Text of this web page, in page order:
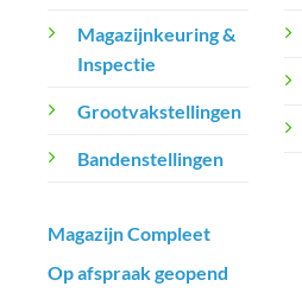
Magazijnkeuring &
Inspectie
Grootvakstellingen
Bandenstellingen
Magazijn Compleet
Op afspraak geopend